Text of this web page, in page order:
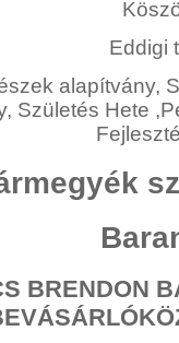
Eddigi
alapítvány,
Születés Hete
BRENDON